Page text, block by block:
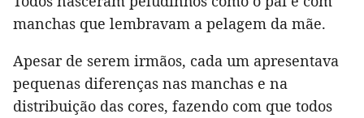
manchas que lembravam a pelagem da mãe.
Apesar de serem irmãos, cada um apresentava
pequenas diferenças nas manchas e na
distribuição das cores, fazendo com que todos